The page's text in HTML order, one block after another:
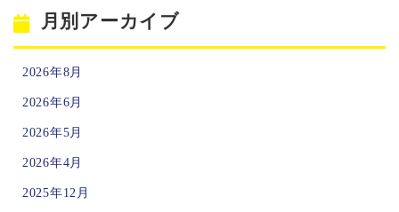
月別アーカイブ
2026年8月
2026年6月
2026年5月
2026年4月
2025年12月